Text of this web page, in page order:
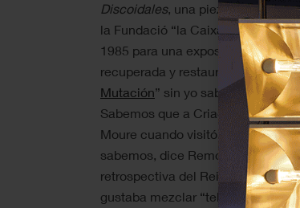
Discoidales, una pieza de Nacho
la Fundació “la Caixa” durante
1985 para una exposición
recuperada y restaurada cuando
Mutación” sin yo saber mucho
Sabemos que a Criado le
Moure cuando visitó la
sabemos, dice Remo Guidieri en
retrospectiva del Reina Sofía (
gustaba mezclar “tekné y